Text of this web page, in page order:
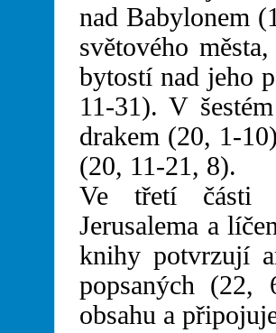
nad Babylonem
světového
bytostí nad jeho
11-31). V
drakem (20, 1-
(20, 11-21, 8).
Ve třetí části
Jerusalema a
knihy potvrzují
popsaných (22,
obsahu a